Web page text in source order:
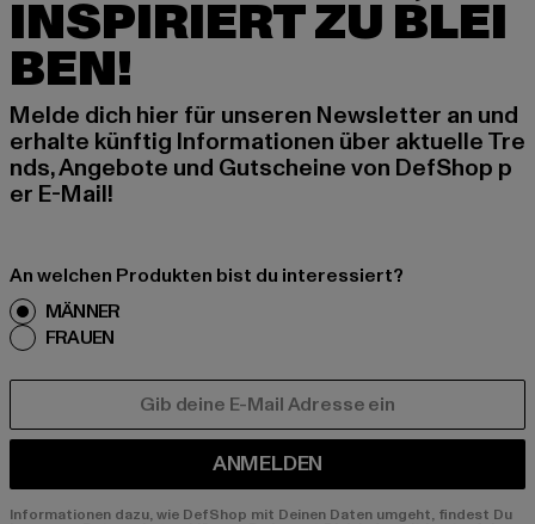
INSPIRIERT ZU BLEI
BEN!
Melde dich hier für unseren Newsletter an und
erhalte künftig Informationen über aktuelle Tre
nds, Angebote und Gutscheine von DefShop p
er E-Mail!
An welchen Produkten bist du interessiert?
MÄNNER
FRAUEN
ANMELDEN
Informationen dazu, wie DefShop mit Deinen Daten umgeht, findest Du